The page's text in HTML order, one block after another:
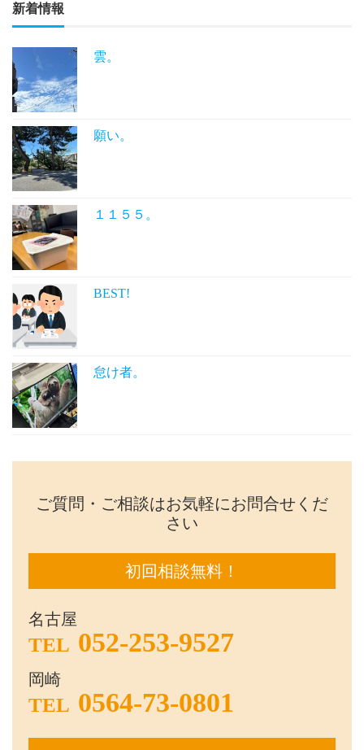
新着情報
雲。
願い。
１１５５。
BEST!
怠け者。
ご質問・ご相談はお気軽にお問合せくだ
さい
初回相談無料！
名古屋
TEL 052-253-9527
岡崎
TEL 0564-73-0801